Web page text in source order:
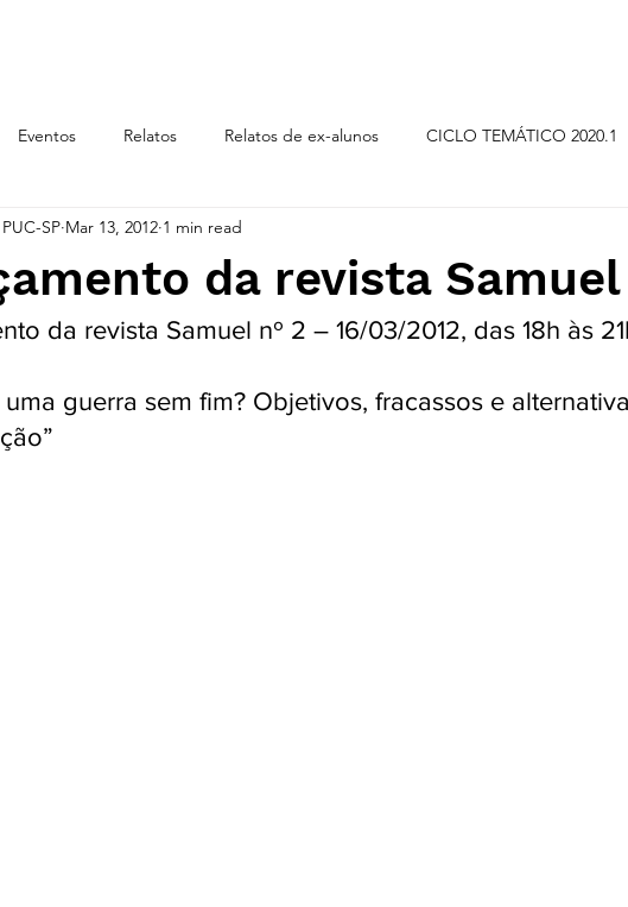
Eventos Relatos Relatos de ex-alunos CICLO TEMÁTICO 2020.1
CICLO TEMÁTICO 2019.2
da revista Samuel
PUC-SP Mar 13, 2012 1 min read
da revista Samuel nº 2 – 16/03/2012, das 18h às
uma guerra sem fim? Objetivos, fracassos e